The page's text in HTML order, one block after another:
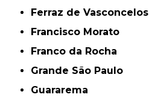
Ferraz de Vasconcelos
Francisco Morato
Franco da Rocha
Grande São Paulo
Guararema